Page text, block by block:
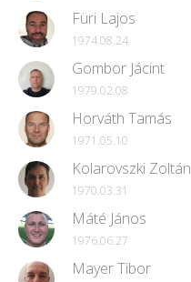
Füri Lajos
1974.08.24
Gombor Jácint
1979.02.08
Horváth Tamás
1971.05.10
Kolarovszki Zoltán
1970.03.31
Máté János
1976.06.27
Mayer Tibor